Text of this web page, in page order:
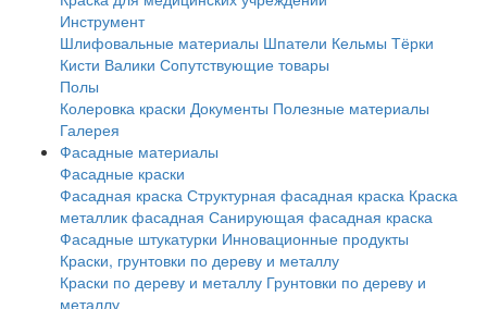
Инструмент
Шлифовальные материалы Шпатели Кельмы Тёрки
Кисти Валики Сопутствующие товары
Полы
Колеровка краски Документы Полезные материалы
Галерея
Фасадные материалы
Фасадные краски
Фасадная краска Структурная фасадная краска Краска
металлик фасадная Санирующая фасадная краска
Фасадные штукатурки Инновационные продукты
Краски, грунтовки по дереву и металлу
Краски по дереву и металлу Грунтовки по дереву и
металлу